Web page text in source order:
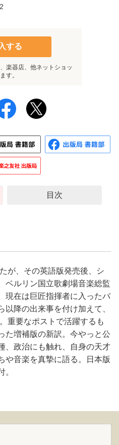
する
楽器店、他ネットショッ
す。
目次
が、その英語版発売後、シ
ベルリン国立歌劇場音楽総監
現在は巨匠指揮者に入ったバ
以降の出来事を付け加えて、
重要なポストで活躍するも
た増補版の新訳。今やっと公
、政治にも触れ、自身の天才
や音楽を真摯に語る。日本版
。